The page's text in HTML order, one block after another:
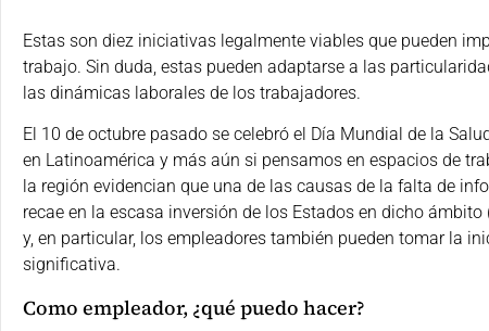
Estas son diez iniciativas legalmente viables que pueden
trabajo. Sin duda, estas pueden adaptarse a las
las dinámicas laborales de los trabajadores.
El 10 de octubre pasado se celebró el Día Mundial de la
en Latinoamérica y más aún si pensamos en espacios de
la región evidencian que una de las causas de la falta de
recae en la escasa inversión de los Estados en dicho ámbito
y, en particular, los empleadores también pueden tomar la
significativa.
Como empleador, ¿qué puedo hacer?